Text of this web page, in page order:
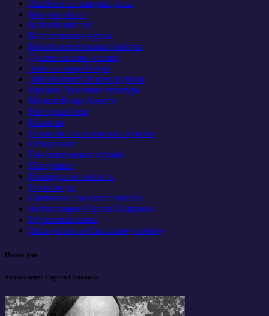
Акафист на каждый день
Беседы о Боге
Библейский час
Богословские курсы
Восстановительные работы
Душеполезное чтение
Заметки отца Петра
Записи занятий всех курсов
Кружок Духовная культура
Мужской хор Анести
Народный хор
Новости
Новости Богословских курсов
Обзор книг
Паломническая служба
Праздники
Приходские новости
Проповеди
Святыни Спасского собора
Фотогалерея Сергея Склярова
Церковная лавка
Экскурсии по Спасскому собору
Икона дня
Фотогалерея Сергея Склярова